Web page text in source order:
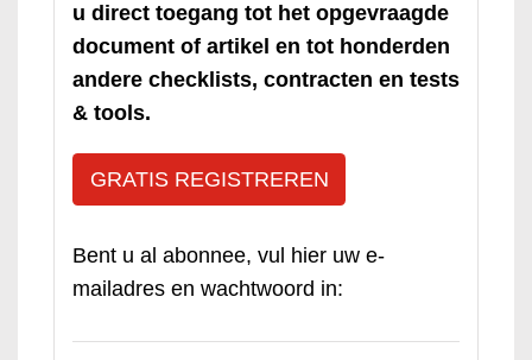
u direct toegang tot het opgevraagde
document of artikel en tot honderden
andere checklists, contracten en tests
& tools.
GRATIS REGISTREREN
Bent u al abonnee, vul hier uw e-
mailadres en wachtwoord in: